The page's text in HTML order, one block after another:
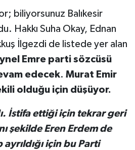
biliyorsunuz Balıkesir
Hakkı Suha Okay, Ednan
İlgezdi de listede yer alan
Emre parti sözcüsü
edecek. Murat Emir
olduğu için düşüyor.
İstifa ettiği için tekrar geri
şekilde Eren Erdem de
için bu Parti